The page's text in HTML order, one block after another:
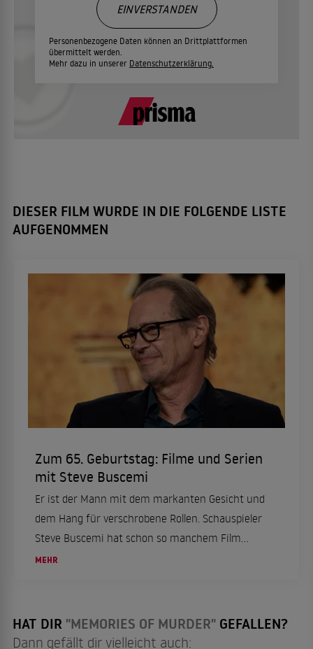
Personenbezogene Daten können an Drittplattformen
übermittelt werden.
Mehr dazu in unserer Datenschutzerklärung.
EINVERSTANDEN
DIESER FILM WURDE IN DIE FOLGENDE LISTE
AUFGENOMMEN
Zum 65. Geburtstag: Filme und Serien
mit Steve Buscemi
Er ist der Mann mit dem markanten Gesicht und
dem Hang für verschrobene Rollen. Schauspieler
Steve Buscemi hat schon so manchem Film
seinen ganz eigenen Stempel aufgedrückt. Am
MEHR
HAT DIR "MEMORIES OF MURDER" GEFALLEN?
Dann gefällt dir vielleicht auch: